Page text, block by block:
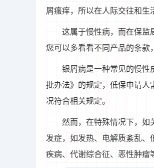
屑瘙痒，所以在人际交往和生
这属于慢性病，而在保监
您可以多看看不同产品的条款
银屑病是一种常见的慢性
批办法》的规定，低保申请人
况符合相关规定。
然而，在特殊情况下，如
发症，如发热、电解质紊乱
疾病、代谢综合征、恶性肿瘤